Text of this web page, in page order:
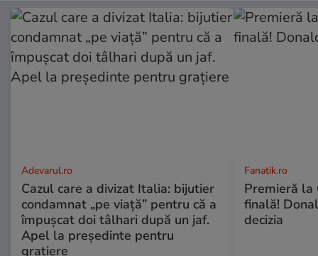
Adevarul.ro
Cazul care a divizat Italia: bijutier
condamnat „pe viață” pentru că a
împușcat doi tâlhari după un jaf.
Apel la președinte pentru
graţiere
Fanatik.ro
Premieră la
finală!
decizia